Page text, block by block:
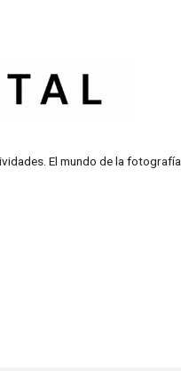
El mundo de la fotografía